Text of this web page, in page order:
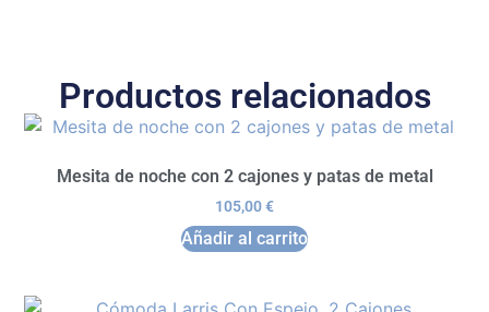
Productos relacionados
Mesita de noche con 2 cajones y patas de metal
105,00€
Añadir al carrito